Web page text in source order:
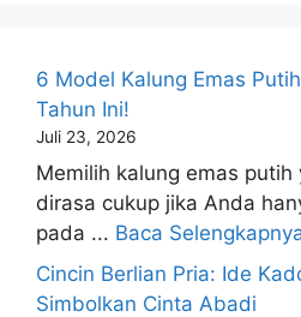
6 Model Kalung Emas
Tahun Ini!
Juli 23, 2026
Memilih kalung emas
dirasa cukup jika Anda
pada ... Baca
Cincin Berlian Pria: Ide
Simbolkan Cinta Abadi